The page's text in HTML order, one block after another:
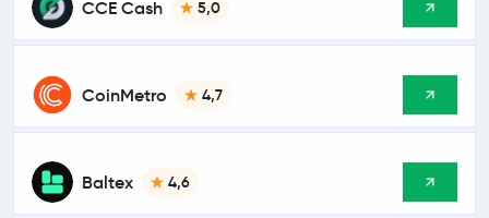
CCE Cash 5,0
CoinMetro 4,7
Baltex 4,6